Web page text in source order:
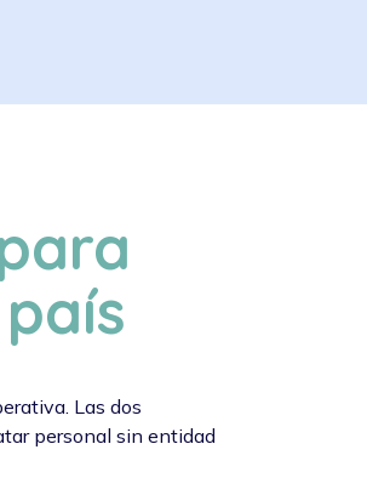
Las dos
personal sin entidad